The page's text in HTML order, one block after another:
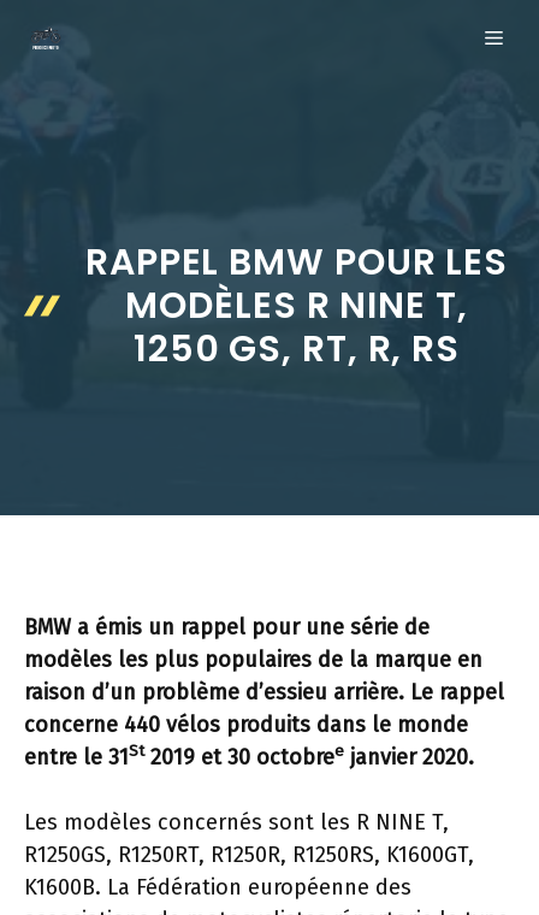
RAPPEL BMW POUR LES
MODÈLES R NINE T,
1250 GS, RT, R, RS
BMW a émis un rappel pour une série de
modèles les plus populaires de la marque en
raison d’un problème d’essieu arrière. Le rappel
concerne 440 vélos produits dans le monde
entre le 31St2019 et 30 octobree janvier 2020.
Les modèles concernés sont les R NINE T,
R1250GS, R1250RT, R1250R, R1250RS, K1600GT,
K1600B. La Fédération européenne des